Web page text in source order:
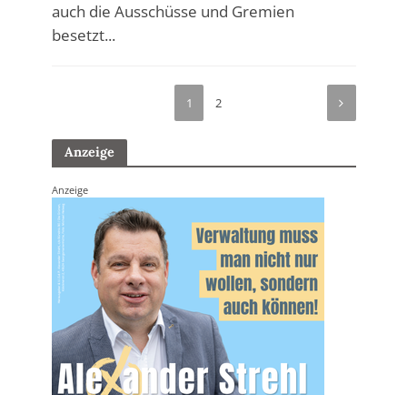
auch die Ausschüsse und Gremien
besetzt...
1 2
Anzeige
Anzeige